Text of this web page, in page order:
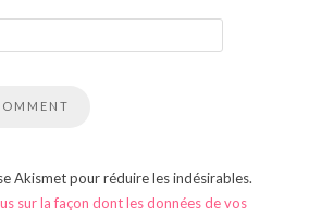
Akismet pour réduire les indésirables.
sur la façon dont les données de vos